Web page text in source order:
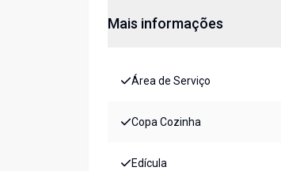
Mais informações
Área de Serviço
Copa Cozinha
Edícula